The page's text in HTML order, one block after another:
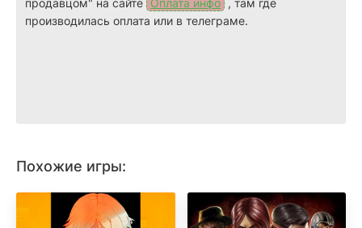
продавцом" на сайте Оплата инфо , там где
производилась оплата или в телеграме.
Похожие игры: